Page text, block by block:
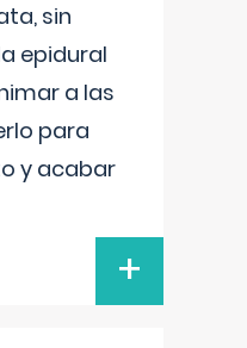
sin
epidural
a las
para
y acabar
+